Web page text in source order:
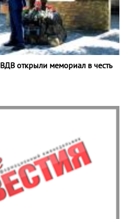
открыли мемориал в честь